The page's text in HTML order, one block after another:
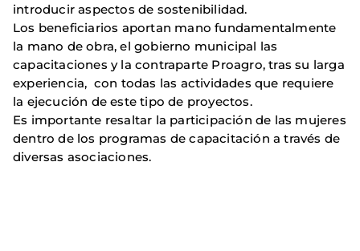
introducir aspectos de sostenibilidad.
Los beneficiarios aportan mano fundamentalmente
la mano de obra, el gobierno municipal las
capacitaciones y la contraparte Proagro, tras su larga
experiencia, con todas las actividades que requiere
la ejecución de este tipo de proyectos.
Es importante resaltar la participación de las mujeres
dentro de los programas de capacitación a través de
diversas asociaciones.